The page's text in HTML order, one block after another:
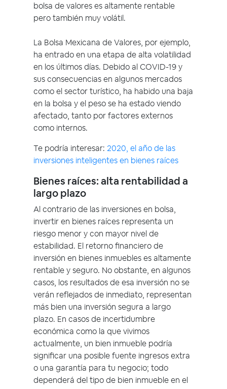
bolsa de valores es altamente rentable
pero también muy volátil.
La Bolsa Mexicana de Valores, por ejemplo,
ha entrado en una etapa de alta volatilidad
en los últimos días. Debido al COVID-19 y
sus consecuencias en algunos mercados
como el sector turístico, ha habido una baja
en la bolsa y el peso se ha estado viendo
afectado, tanto por factores externos
como internos.
Te podría interesar: 2020, el año de las
inversiones inteligentes en bienes raíces
Bienes raíces: alta rentabilidad a
largo plazo
Al contrario de las inversiones en bolsa,
invertir en bienes raíces representa un
riesgo menor y con mayor nivel de
estabilidad. El retorno financiero de
inversión en bienes inmuebles es altamente
rentable y seguro. No obstante, en algunos
casos, los resultados de esa inversión no se
verán reflejados de inmediato, representan
más bien una inversión segura a largo
plazo. En casos de incertidumbre
económica como la que vivimos
actualmente, un bien inmueble podría
significar una posible fuente ingresos extra
o una garantía para tu negocio; todo
dependerá del tipo de bien inmueble en el